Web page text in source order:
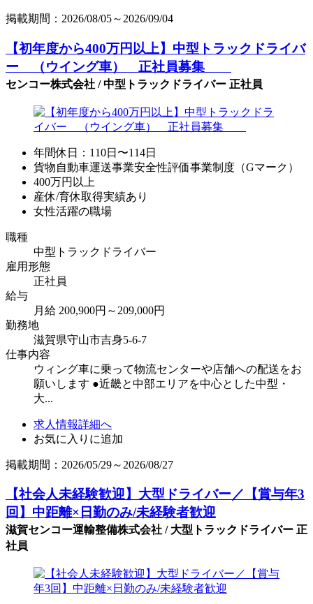
掲載期間：2026/08/05～2026/09/04
【初年度から400万円以上】中型トラックドライバ
ー （ウイング車） 正社員募集
センコー株式会社 / 中型トラックドライバー 正社員
年間休日：110日〜114日
貨物自動車運送事業安全性評価事業制度（Gマーク）
400万円以上
産休/育休取得実績あり
女性活躍の職場
職種
中型トラックドライバー
雇用形態
正社員
給与
月給 200,900円～209,000円
勤務地
滋賀県守山市吉身5-6-7
仕事内容
ウィング車に乗って物流センターや店舗への配送をお
願いします ●近畿と中部エリアを中心とした中型・
大...
求人情報詳細へ
お気に入りに追加
掲載期間：2026/05/29～2026/08/27
【社会人未経験歓迎】大型ドライバー／【賞与年3
回】中距離×日勤のみ/未経験者歓迎
滋賀センコー運輸整備株式会社 / 大型トラックドライバー 正
社員